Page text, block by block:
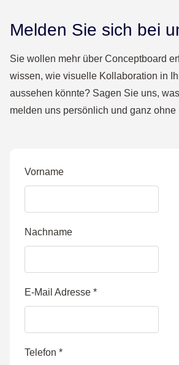
Melden Sie sich bei
Sie wollen mehr über Conceptboard
wissen, wie visuelle Kollaboration in
aussehen könnte? Sagen Sie uns,
melden uns persönlich und ganz ohne
Vorname
Nachname
E-Mail Adresse *
Telefon *